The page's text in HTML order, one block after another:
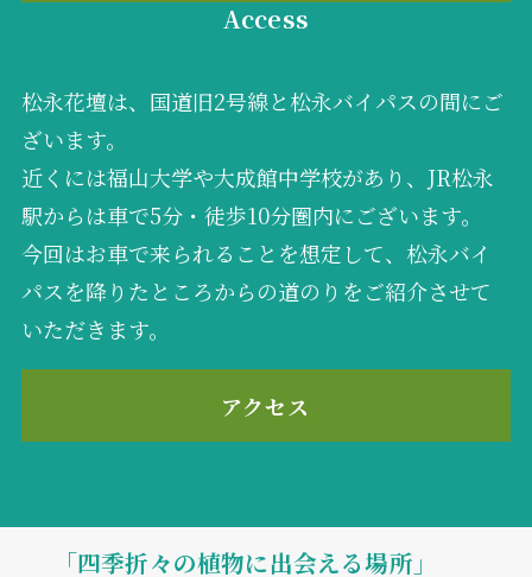
Access
松永花壇は、国道旧2号線と松永バイパスの間にご
ざいます。
近くには福山大学や大成館中学校があり、JR松永
駅からは車で5分・徒歩10分圏内にございます。
今回はお車で来られることを想定して、松永バイ
パスを降りたところからの道のりをご紹介させて
いただきます。
アクセス
「四季折々の植物に出会える場所」